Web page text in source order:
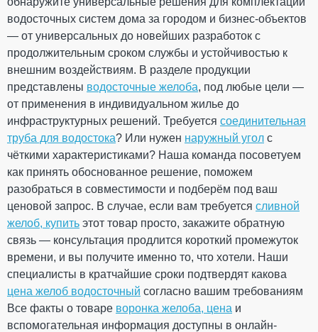
ПРОДОЛЖИТЬ ПОКУПКИ
монтажа
от + 5°С
Устойчивость к УФ-
излучению
Устойчивый
Гарантия
10 лет
Европейский
стандарт
EN 12200-1:2016
Сертификат
соответствия
Сертифицирован
Рейтинг
Отвод двухмуфтовый 87° 75
мм (RAINWAY 90)
коричневый
На складе
271.24
грн
-15% Скидка 40.69
грн
водосточных систем дома за городом и бизнес-объектов
— от универсальных до новейших разработок с
продолжительным сроком службы и устойчивостью к
внешним воздействиям. В разделе продукции
представлены водосточные желоба, под любые цели —
от применения в индивидуальном жилье до
инфраструктурных решений. Требуется соединительная
труба для водостока? Или нужен наружный угол с
чёткими характеристиками? Наша команда посоветуем
как принять обоснованное решение, поможем
разобраться в совместимости и подберём под ваш
ценовой запрос. В случае, если вам требуется сливной
желоб, купить этот товар просто, закажите обратную
связь — консультация продлится короткий промежуток
времени, и вы получите именно то, что хотели. Наши
специалисты в кратчайшие сроки подтвердят какова
цена желоб водосточный согласно вашим требованиям
Все факты о товаре воронка желоба, цена и
вспомогательная информация доступны в онлайн-